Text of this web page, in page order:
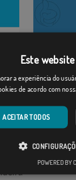
Bács
Este
a experiência do
de acordo com
ACEITAR TODOS
POWERED BY